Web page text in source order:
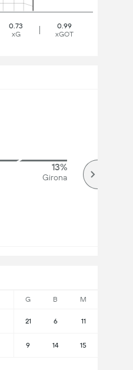
0.73
xG
0.99
xGOT
G B M
21 6 11
9 14 15
13%
Girona